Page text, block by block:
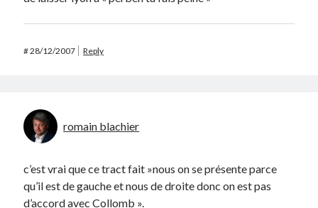
#28/12/2007 Reply
romain blachier
c’est vrai que ce tract fait »nous on se présente parce
qu’il est de gauche et nous de droite donc on est pas
d’accord avec Collomb ».